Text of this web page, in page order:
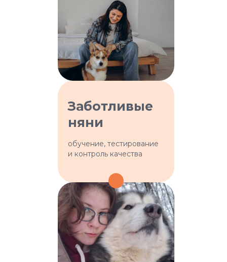
обучение, тестирование
и контроль качества
Заботливые
няни
Почему наши
няни настоящие
профи:
Проводим несколько этапов
Проверяем личные данные
Обучаем в нашей академии
Тестируем и регулярно
повышаем квалификацию